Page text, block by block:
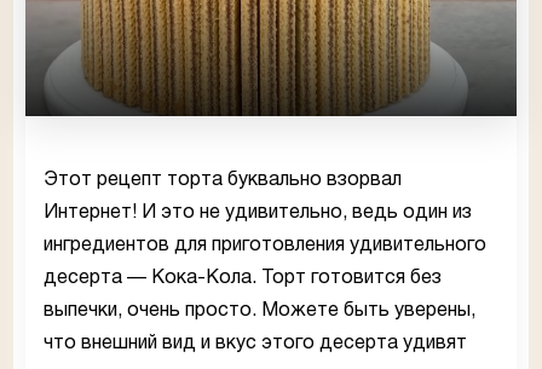
Этот рецепт торта буквально взорвал
Интернет! И это не удивительно, ведь один из
ингредиентов для приготовления удивительного
десерта — Кока-Кола. Торт готовится без
выпечки, очень просто. Можете быть уверены,
что внешний вид и вкус этого десерта удивят